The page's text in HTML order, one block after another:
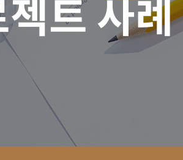
Mendix
워크쓰루 & 네이버웍스 코어
WDMS SAP ERP
모빌리티 클라우드
트 사례